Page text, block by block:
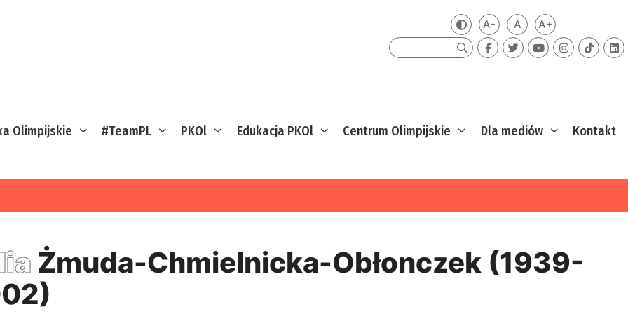
Zmień kontrast
A-Mniejsza czcionka
ADomyślna czcionka
A+Większa
Szukaj
Olimpijskie #TeamPL PKOl Edukacja PKOl Centrum Olimpijskie Dla mediów Kontakt
Żmuda-Chmielnicka-Obłonczek (1939-